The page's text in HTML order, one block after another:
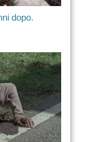
dopo.